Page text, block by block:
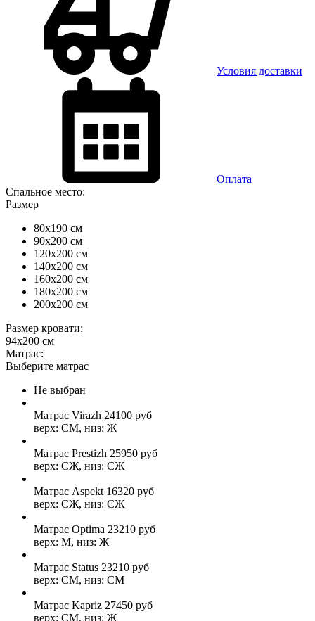
Условия доставки
Оплата
Спальное место:
Размер
80x190 см
90x200 см
120x200 см
140x200 см
160x200 см
180x200 см
200x200 см
Размер кровати:
94x200 см
Матрас:
Выберите матрас
Не выбран
Матрас Virazh 24100 руб
верх: СМ, низ: Ж
Матрас Prestizh 25950 руб
верх: СЖ, низ: СЖ
Матрас Aspekt 16320 руб
верх: СЖ, низ: СЖ
Матрас Optima 23210 руб
верх: М, низ: Ж
Матрас Status 23210 руб
верх: СМ, низ: СМ
Матрас Kapriz 27450 руб
верх: СМ, низ: Ж